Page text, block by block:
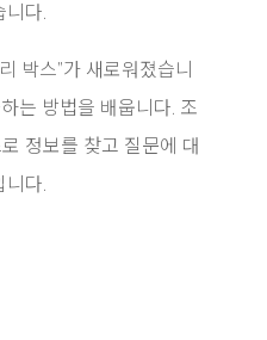
니다.
박스”가 새로워졌습니
는 방법을 배웁니다. 조
정보를 찾고 질문에 대
니다.